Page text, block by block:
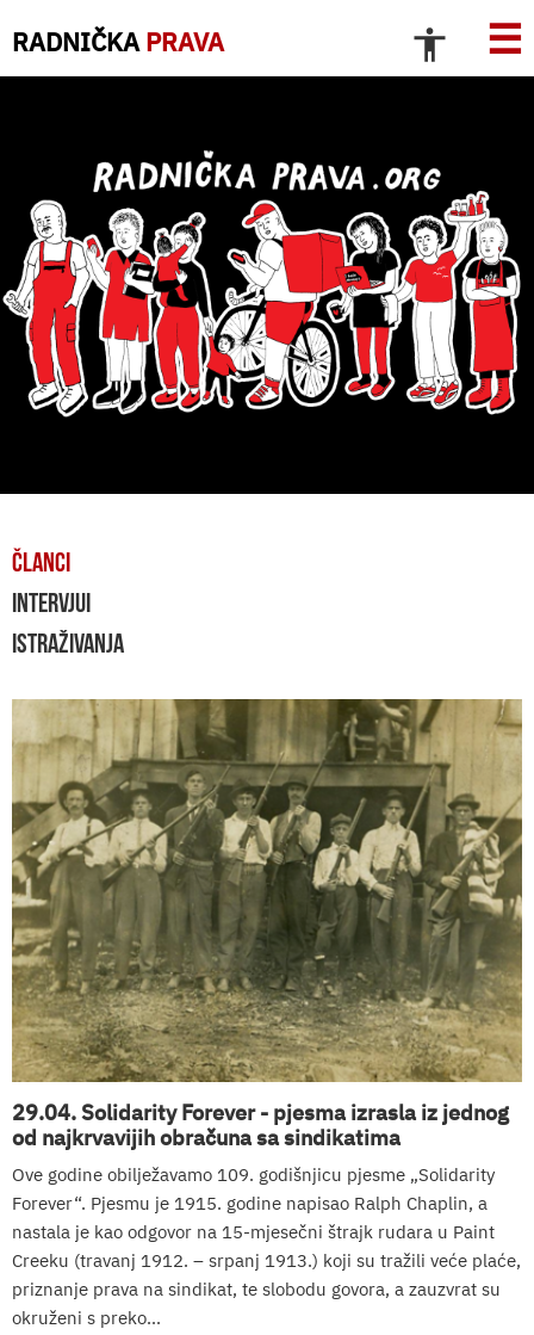
RADNIČKA PRAVA ☰
ČLANCI
INTERVJUI
ISTRAŽIVANJA
29.04. Solidarity Forever - pjesma izrasla iz jednog
od najkrvavijih obračuna sa sindikatima
Ove godine obilježavamo 109. godišnjicu pjesme „Solidarity
Forever“. Pjesmu je 1915. godine napisao Ralph Chaplin, a
nastala je kao odgovor na 15-mjesečni štrajk rudara u Paint
Creeku (travanj 1912. – srpanj 1913.) koji su tražili veće plaće,
priznanje prava na sindikat, te slobodu govora, a zauzvrat su
okruženi s preko...